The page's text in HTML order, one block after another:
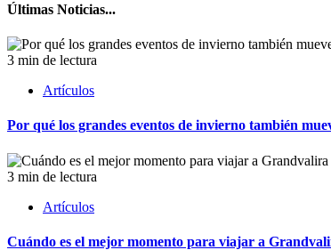
Últimas Noticias...
3 min de lectura
Artículos
Por qué los grandes eventos de invierno también
3 min de lectura
Artículos
Cuándo es el mejor momento para viajar a